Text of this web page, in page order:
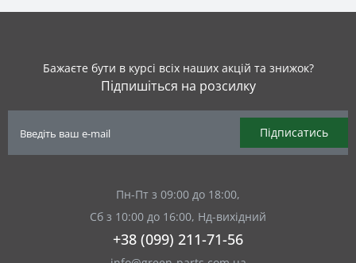
Бажаєте бути в курсі всіх наших акцій та знижок?
Підпишіться на розсилку
Підписатись
Пн-Пт з 09:00 до 18:00,
Сб з 10:00 до 16:00, Нд-вихідний
+38 (099) 211-71-56